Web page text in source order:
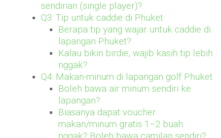
sendirian (single player)?
Q3: Tip untuk caddie di Phuket
Berapa tip yang wajar untuk caddie di
lapangan Phuket?
Kalau bikin birdie, wajib kasih tip lebih
nggak?
Q4: Makan-minum di lapangan golf Phuket
Boleh bawa air minum sendiri ke
lapangan?
Biasanya dapat voucher
makan/minum gratis 1–2 buah